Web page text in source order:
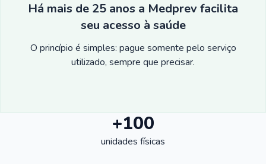
Há mais de 25 anos a Medprev facilita
seu acesso à saúde
O princípio é simples: pague somente pelo serviço
utilizado, sempre que precisar.
+100
unidades físicas